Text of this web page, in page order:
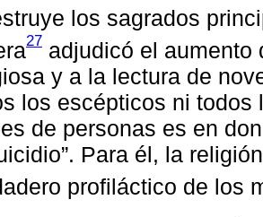
los sagrados
27 adjudicó el aumento
y a la lectura de
los escépticos ni
de personas es en
Para él, la
profiláctico de los